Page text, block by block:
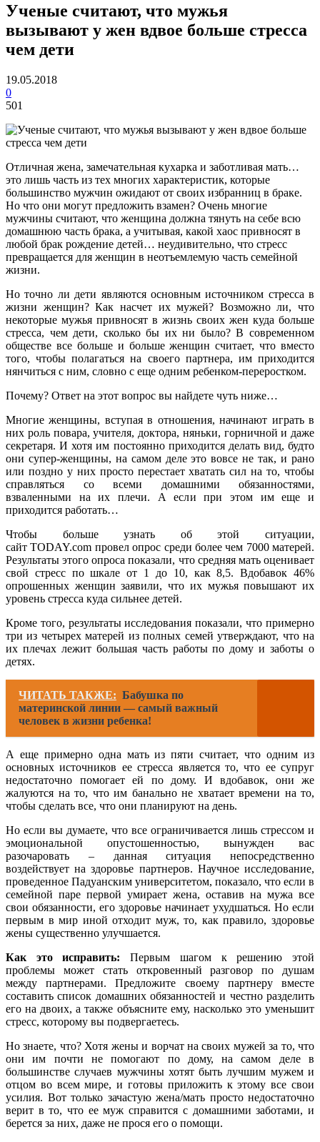
Ученые считают, что мужья
вызывают у жен вдвое больше стресса
чем дети
19.05.2018
0
501
Отличная жена, замечательная кухарка и заботливая мать…
это лишь часть из тех многих характеристик, которые
большинство мужчин ожидают от своих избранниц в браке.
Но что они могут предложить взамен? Очень многие
мужчины считают, что женщина должна тянуть на себе всю
домашнюю часть брака, а учитывая, какой хаос привносят в
любой брак рождение детей… неудивительно, что стресс
превращается для женщин в неотъемлемую часть семейной
жизни.
Но точно ли дети являются основным источником стресса в
жизни женщин? Как насчет их мужей? Возможно ли, что
некоторые мужья привносят в жизнь своих жен куда больше
стресса, чем дети, сколько бы их ни было? В современном
обществе все больше и больше женщин считает, что вместо
того, чтобы полагаться на своего партнера, им приходится
нянчиться с ним, словно с еще одним ребенком-переростком.
Почему? Ответ на этот вопрос вы найдете чуть ниже…
Многие женщины, вступая в отношения, начинают играть в
них роль повара, учителя, доктора, няньки, горничной и даже
секретаря. И хотя им постоянно приходится делать вид, будто
они супер-женщины, на самом деле это вовсе не так, и рано
или поздно у них просто перестает хватать сил на то, чтобы
справляться со всеми домашними обязанностями,
взваленными на их плечи. А если при этом им еще и
приходится работать…
Чтобы больше узнать об этой ситуации,
сайт TODAY.com провел опрос среди более чем 7000 матерей.
Результаты этого опроса показали, что средняя мать оценивает
свой стресс по шкале от 1 до 10, как 8,5. Вдобавок 46%
опрошенных женщин заявили, что их мужья повышают их
уровень стресса куда сильнее детей.
Кроме того, результаты исследования показали, что примерно
три из четырех матерей из полных семей утверждают, что на
их плечах лежит большая часть работы по дому и заботы о
детях.
ЧИТАТЬ ТАКЖЕ: Бабушка по
материнской линии — самый важный
человек в жизни ребенка!
А еще примерно одна мать из пяти считает, что одним из
основных источников ее стресса является то, что ее супруг
недостаточно помогает ей по дому. И вдобавок, они же
жалуются на то, что им банально не хватает времени на то,
чтобы сделать все, что они планируют на день.
Но если вы думаете, что все ограничивается лишь стрессом и
эмоциональной опустошенностью, вынужден вас
разочаровать – данная ситуация непосредственно
воздействует на здоровье партнеров. Научное исследование,
проведенное Падуанским университетом, показало, что если в
семейной паре первой умирает жена, оставив на мужа все
свои обязанности, его здоровье начинает ухудшаться. Но если
первым в мир иной отходит муж, то, как правило, здоровье
жены существенно улучшается.
Как это исправить: Первым шагом к решению этой
проблемы может стать откровенный разговор по душам
между партнерами. Предложите своему партнеру вместе
составить список домашних обязанностей и честно разделить
его на двоих, а также объясните ему, насколько это уменьшит
стресс, которому вы подвергаетесь.
Но знаете, что? Хотя жены и ворчат на своих мужей за то, что
они им почти не помогают по дому, на самом деле в
большинстве случаев мужчины хотят быть лучшим мужем и
отцом во всем мире, и готовы приложить к этому все свои
усилия. Вот только зачастую жена/мать просто недостаточно
верит в то, что ее муж справится с домашними заботами, и
берется за них, даже не прося его о помощи.